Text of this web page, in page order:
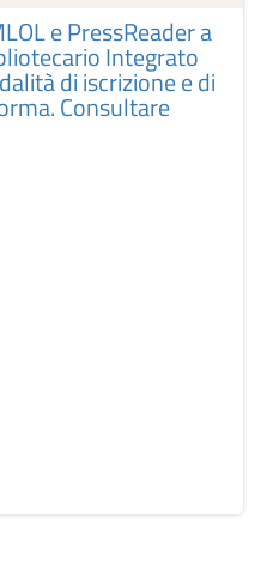
e PressReader a
Integrato
di iscrizione e di
Consultare